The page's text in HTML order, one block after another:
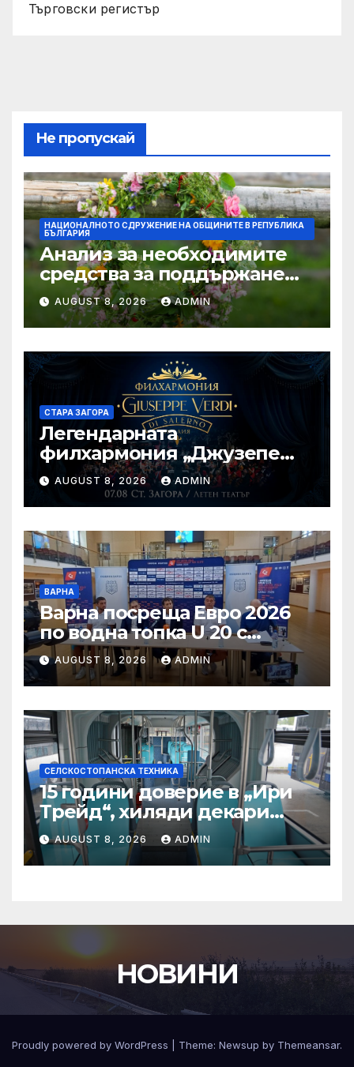
Търговски регистър
Не пропускай
НАЦИОНАЛНОТО СДРУЖЕНИЕ НА ОБЩИНИТЕ В РЕПУБЛИКА
БЪЛГАРИЯ
Анализ за необходимите
средства за поддържане
проводимостта на речните
корита на територията на
България, с цел превенция
на риска от наводнения
AUGUST 8, 2026 ADMIN
СТАРА ЗАГОРА
Легендарната
филхармония „Джузепе
Верди“ от Салерно с
концерт под звездите тази
вечер в Летен татър – Стара
Загора
AUGUST 8, 2026 ADMIN
ВАРНА
Варна посреща Евро 2026
по водна топка U 20 с
отлични условия на
състезателните басейни
AUGUST 8, 2026 ADMIN
СЕЛСКОСТОПАНСКА ТЕХНИКА
15 години доверие в „Ири
Трейд“, хиляди декари
успех – историята на
Мартин Богдановски
AUGUST 8, 2026 ADMIN
НОВИНИ
Proudly powered by WordPress Theme: Newsup by Themeansar.